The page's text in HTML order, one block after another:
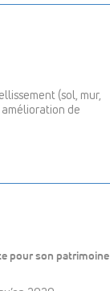
(sol, mur,
amélioration de
pour son patrimoine